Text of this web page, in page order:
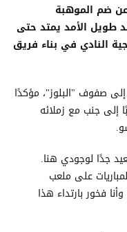
ضم الموهبة
طويل الأمد يمتد حتى
النادي في بناء فريق
إلى صفوف "البلوز"، مؤكدًا
إلى جنب مع زملائه
جدًا لوجودي هنا.
على ملعب
فخور بارتداء هذا